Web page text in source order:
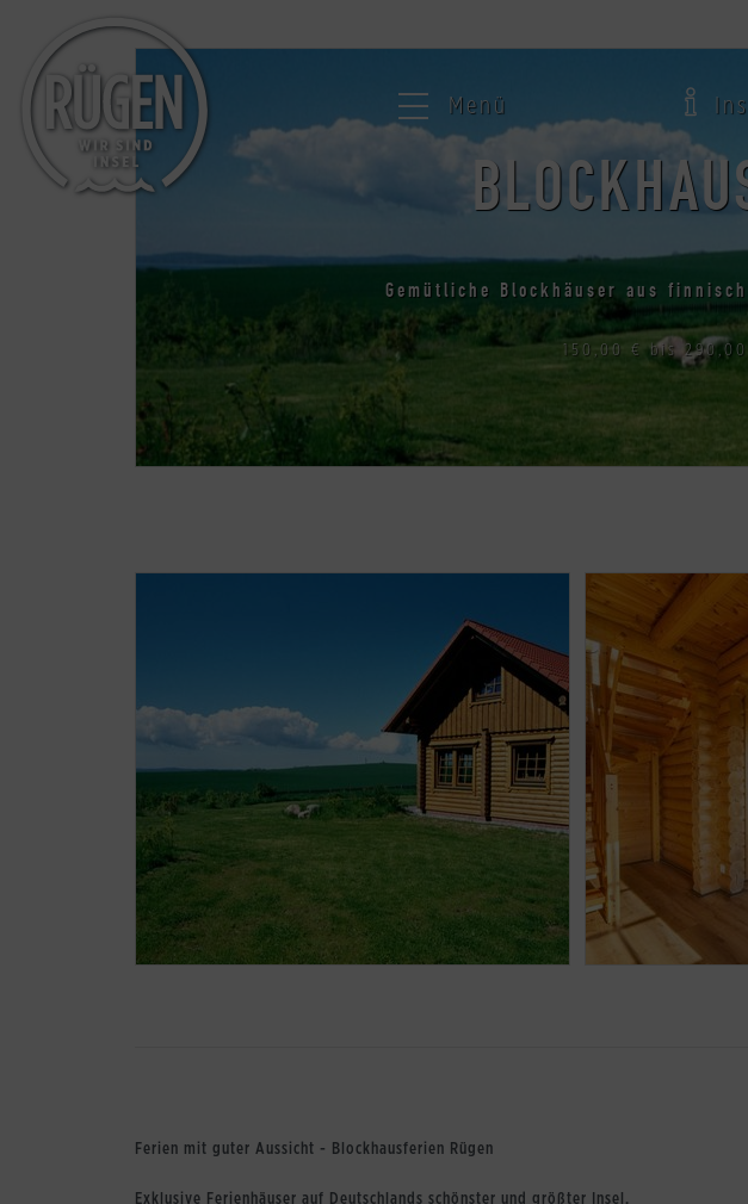
Menü
Gemütliche Blockhäuser aus
150,00 € bis
Ferien mit guter Aussicht - Blockhausferien Rügen
Exklusive Ferienhäuser auf Deutschlands schönster und größter Insel.